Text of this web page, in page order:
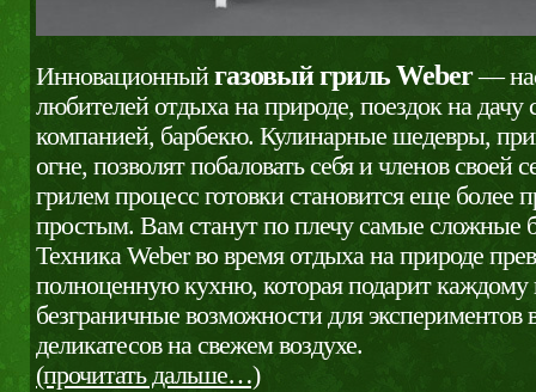
Инновационныйгазовый гриль Weber—
любителей отдыха на природе, поездок на дачу
компанией, барбекю. Кулинарные шедевры,
огне, позволят побаловать себя и членов своей
грилем процесс готовки становится еще
простым. Вам станут по плечу самые сложные
Техника Weber во время отдыха на природе
полноценную кухню, которая подарит каждому
безграничные возможности для экспериментов
деликатесов на свежем воздухе.
(прочитать дальше…)